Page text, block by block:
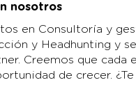
nosotros
en Consultoría y
y Headhunting y
Creemos que cada
de crecer. ¿Te